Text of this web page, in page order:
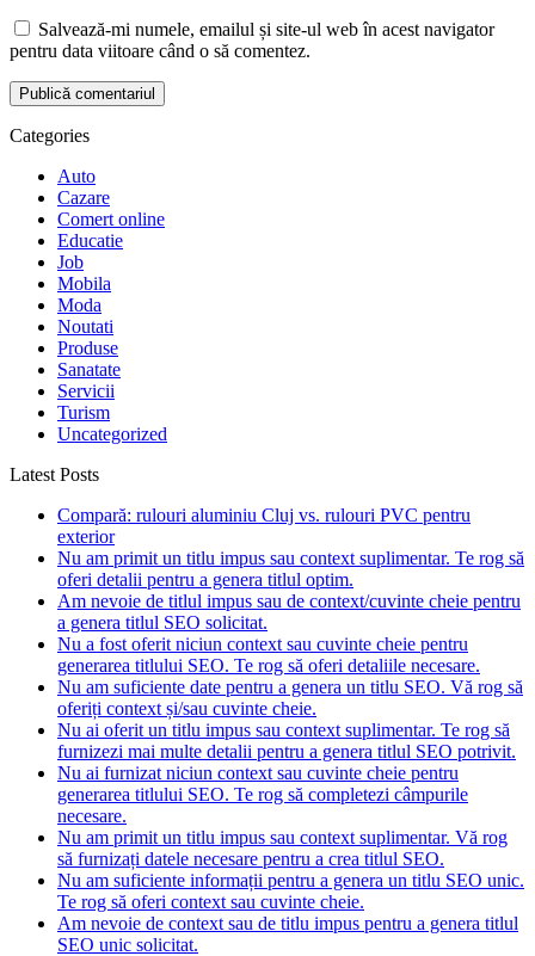
Salvează-mi numele, emailul și site-ul web în acest navigator
pentru data viitoare când o să comentez.
Categories
Auto
Cazare
Comert online
Educatie
Job
Mobila
Moda
Noutati
Produse
Sanatate
Servicii
Turism
Uncategorized
Latest Posts
Compară: rulouri aluminiu Cluj vs. rulouri PVC pentru
exterior
Nu am primit un titlu impus sau context suplimentar. Te rog să
oferi detalii pentru a genera titlul optim.
Am nevoie de titlul impus sau de context/cuvinte cheie pentru
a genera titlul SEO solicitat.
Nu a fost oferit niciun context sau cuvinte cheie pentru
generarea titlului SEO. Te rog să oferi detaliile necesare.
Nu am suficiente date pentru a genera un titlu SEO. Vă rog să
oferiți context și/sau cuvinte cheie.
Nu ai oferit un titlu impus sau context suplimentar. Te rog să
furnizezi mai multe detalii pentru a genera titlul SEO potrivit.
Nu ai furnizat niciun context sau cuvinte cheie pentru
generarea titlului SEO. Te rog să completezi câmpurile
necesare.
Nu am primit un titlu impus sau context suplimentar. Vă rog
să furnizați datele necesare pentru a crea titlul SEO.
Nu am suficiente informații pentru a genera un titlu SEO unic.
Te rog să oferi context sau cuvinte cheie.
Am nevoie de context sau de titlu impus pentru a genera titlul
SEO unic solicitat.